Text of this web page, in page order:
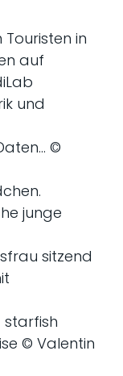
Touristen in
auf
und
©
junge
sitzend
starfish
© Valentin